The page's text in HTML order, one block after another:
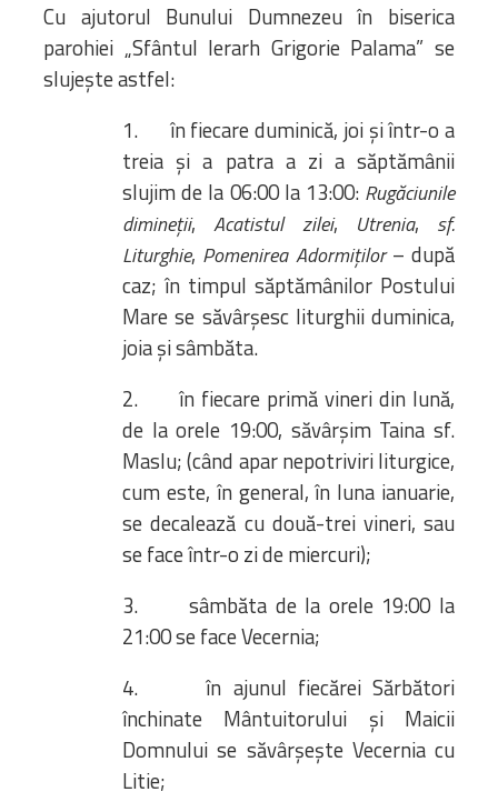
Cu ajutorul Bunului Dumnezeu în biserica
parohiei „Sfântul Ierarh Grigorie Palama” se
slujește astfel:
1. în fiecare duminică, joi și într-o a
treia și a patra a zi a săptămânii
slujim de la 06:00 la 13:00: Rugăciunile
dimineții,Acatistul zilei, Utrenia, sf.
Liturghie, Pomenirea Adormiților– după
caz; în timpul săptămânilor Postului
Mare se săvârșesc liturghii duminica,
joia și sâmbăta.
2. în fiecare primă vineri din lună,
de la orele 19:00, săvârșim Taina sf.
Maslu; (când apar nepotriviri liturgice,
cum este, în general, în luna ianuarie,
se decalează cu două-trei vineri, sau
se face într-o zi de miercuri);
3. sâmbăta de la orele 19:00 la
21:00 se face Vecernia;
4. în ajunul fiecărei Sărbători
închinate Mântuitorului și Maicii
Domnului se săvârșește Vecernia cu
Litie;